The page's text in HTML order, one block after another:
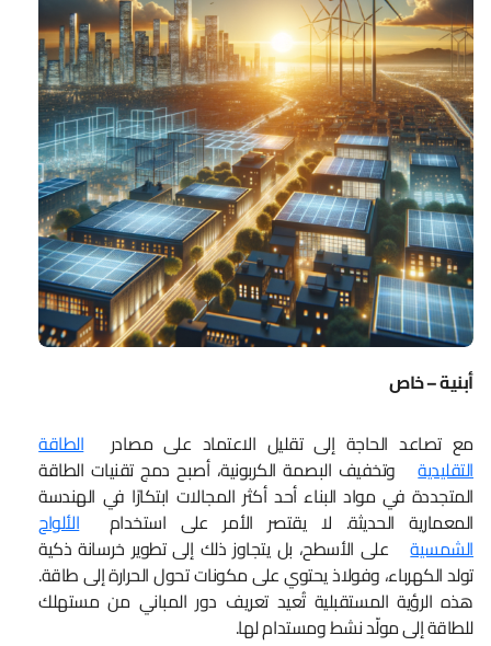
أبنية – خاص
مع تصاعد الحاجة إلى تقليل الاعتماد على مصادر
الطاقة
التقليدية
وتخفيف البصمة الكربونية، أصبح دمج تقنيات الطاقة
المتجددة في مواد البناء أحد أكثر المجالات ابتكارًا في الهندسة
المعمارية الحديثة. لا يقتصر الأمر على استخدام
الألواح
الشمسية
على الأسطح، بل يتجاوز ذلك إلى تطوير خرسانة ذكية
تولد الكهرباء، وفولاذ يحتوي على مكونات تحول الحرارة إلى طاقة.
هذه الرؤية المستقبلية تُعيد تعريف دور المباني من مستهلك
للطاقة إلى مولّد نشط ومستدام لها.